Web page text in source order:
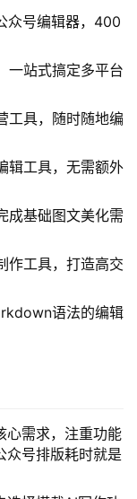
众号编辑器，400
一站式搞定多平台
工具，随时随地编
辑工具，无需额外
成基础图文美化需
作工具，打造高交
语法的编辑
心需求，注重功能
众号排版耗时就是